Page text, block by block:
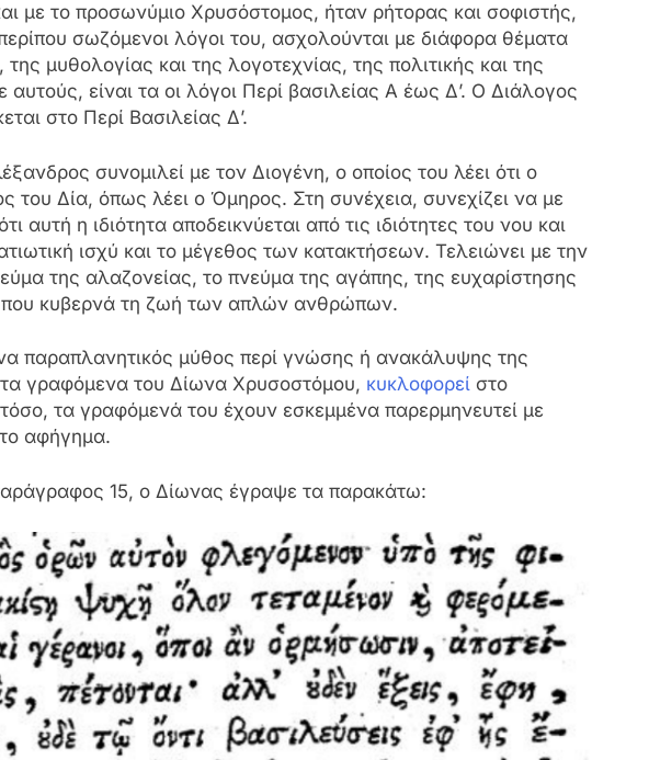
με το προσωνύμιο Χρυσόστομος, ήταν ρήτορας και σοφιστής,
σωζόμενοι λόγοι του, ασχολούνται με διάφορα θέματα
μυθολογίας και της λογοτεχνίας, της πολιτικής και της
είναι τα οι λόγοι Περί βασιλείας Α έως Δ’. Ο Διάλογος
στο Περί Βασιλείας Δ’.
συνομιλεί με τον Διογένη, ο οποίος του λέει ότι ο
του Δία, όπως λέει ο Όμηρος. Στη συνέχεια, συνεχίζει να με
αυτή η ιδιότητα αποδεικνύεται από τις ιδιότητες του νου και
ισχύ και το μέγεθος των κατακτήσεων. Τελειώνει με την
της αλαζονείας, το πνεύμα της αγάπης, της ευχαρίστησης
που κυβερνά τη ζωή των απλών ανθρώπων.
παραπλανητικός μύθος περί γνώσης ή ανακάλυψης της
τα γραφόμενα του Δίωνα Χρυσοστόμου, κυκλοφορεί στο
τα γραφόμενά του έχουν εσκεμμένα παρερμηνευτεί με
αφήγημα.
15, ο Δίωνας έγραψε τα παρακάτω: